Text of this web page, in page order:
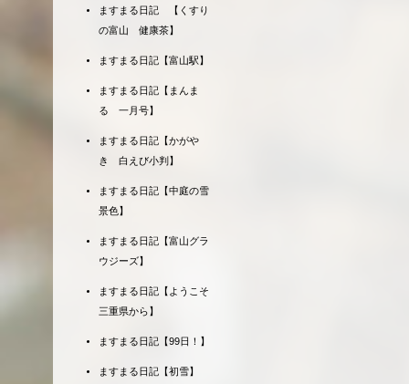
ますまる日記 【くすり
の富山 健康茶】
ますまる日記【富山駅】
ますまる日記【まんま
る 一月号】
ますまる日記【かがや
き 白えび小判】
ますまる日記【中庭の雪
景色】
ますまる日記【富山グラ
ウジーズ】
ますまる日記【ようこそ
三重県から】
ますまる日記【99日！】
ますまる日記【初雪】